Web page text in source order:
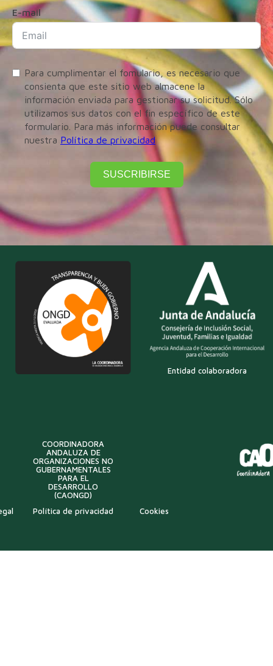
E-mail
Para cumplimentar el fomulario, es necesario que
consienta que este sitio web almacene la
información enviada para gestionar su solicitud. Sólo
utilizamos sus datos con el fin específico de este
formulario. Para más información puede consultar
nuestra Política de privacidad
SUSCRIBIRSE
Entidad colaboradora
COORDINADORA
ANDALUZA DE
ORGANIZACIONES NO
GUBERNAMENTALES
PARA EL
DESARROLLO
(CAONGD)
Política de privacidad Cookies